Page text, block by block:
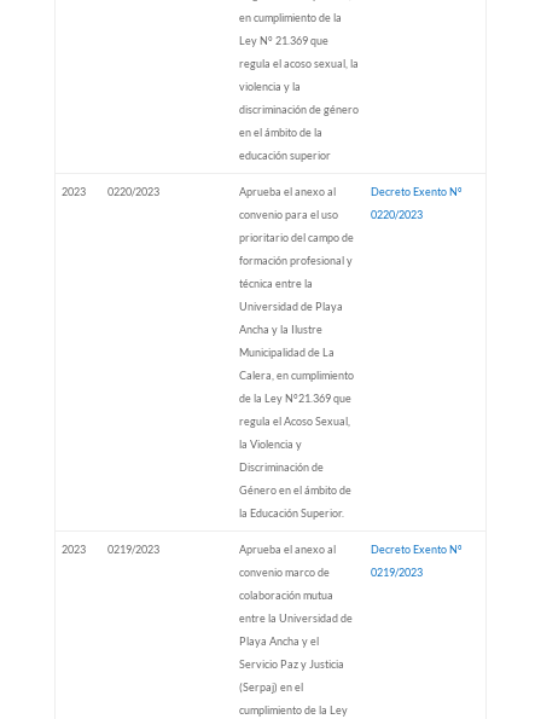
en cumplimiento de la
Ley N° 21.369 que
regula el acoso sexual, la
violencia y la
discriminación de género
en el ámbito de la
educación superior
2023 0220/2023
Aprueba el anexo al
convenio para el uso
prioritario del campo de
formación profesional y
técnica entre la
Universidad de Playa
Ancha y la Ilustre
Municipalidad de La
Calera, en cumplimiento
de la Ley N°21.369 que
regula el Acoso Sexual,
la Violencia y
Discriminación de
Género en el ámbito de
la Educación Superior.
Decreto Exento Nº
0220/2023
2023 0219/2023
Aprueba el anexo al
convenio marco de
colaboración mutua
entre la Universidad de
Playa Ancha y el
Servicio Paz y Justicia
(Serpaj) en el
cumplimiento de la Ley
Decreto Exento Nº
0219/2023